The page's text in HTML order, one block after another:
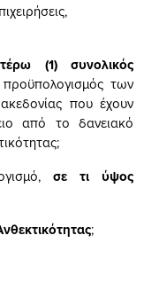
(1) συνολικός
των
που έχουν
από το δανειακό
σε τι ύψος
;